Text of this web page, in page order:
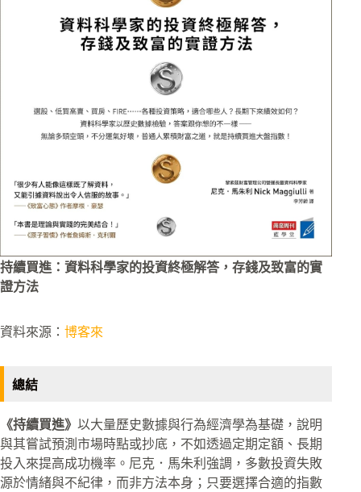
持續買進：資料科學家的投資終極解答，存錢及致富的實
證方法
資料來源： 博客來
總結
《持續買進》 以大量歷史數據與行為經濟學為基礎，說明
與其嘗試預測市場時點或抄底，不如透過定期定額、長期
投入來提高成功機率。尼克．馬朱利強調，多數投資失敗
源於情緒與不紀律，而非方法本身；只要選擇合適的指數